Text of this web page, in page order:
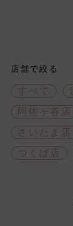
店舗で絞る
すべて
阿佐ヶ谷店
さいたま店
つくば店